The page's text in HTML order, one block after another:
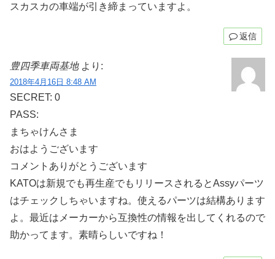
スカスカの車端が引き締まっていますよ。
返信
豊四季車両基地 より:
2018年4月16日 8:48 AM
SECRET: 0
PASS:
まちゃけんさま
おはようございます
コメントありがとうございます
KATOは新規でも再生産でもリリースされるとAssyパーツ
はチェックしちゃいますね。使えるパーツは結構あります
よ。最近はメーカーから互換性の情報を出してくれるので
助かってます。素晴らしいですね！